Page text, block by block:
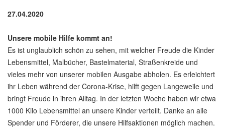
27.04.2020
Unsere mobile Hilfe kommt an!
Es ist unglaublich schön zu sehen, mit welcher Freude die Kinder
Lebensmittel, Malbücher, Bastelmaterial, Straßenkreide und
vieles mehr von unserer mobilen Ausgabe abholen. Es erleichtert
ihr Leben während der Corona-Krise, hilft gegen Langeweile und
bringt Freude in ihren Alltag. In der letzten Woche haben wir etwa
1000 Kilo Lebensmittel an unsere Kinder verteilt. Danke an alle
Spender und Förderer, die unsere Hilfsaktionen möglich machen.